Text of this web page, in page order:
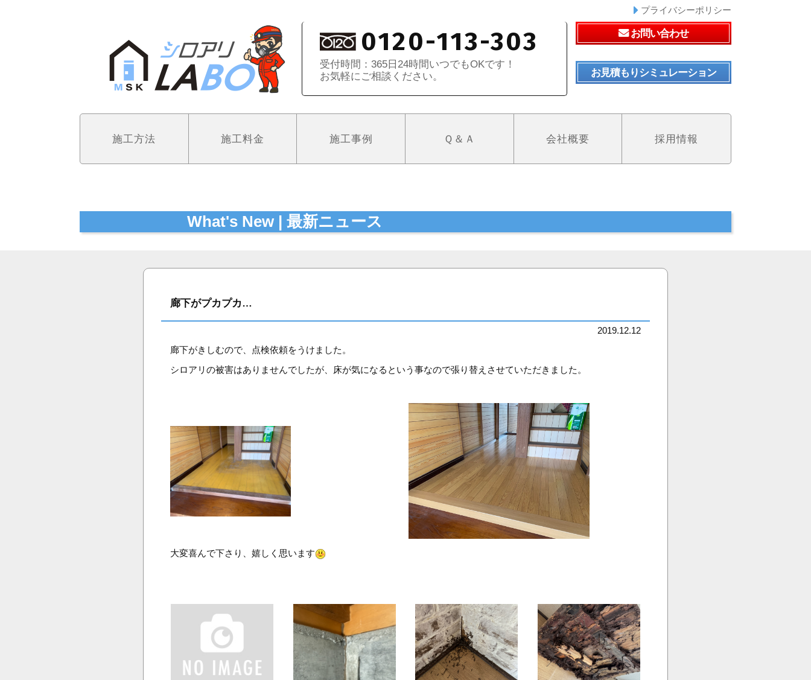
プライバシーポリシー
0120-113-303
受付時間：365日24時間いつでもOKです！
お気軽にご相談ください。
お問い合わせ
お見積もりシミュレーション
施工方法 施工料金 施工事例 Ｑ＆Ａ 会社概要 採用情報
What's New | 最新ニュース
廊下がプカプカ…
2019.12.12
廊下がきしむので、点検依頼をうけました。
シロアリの被害はありませんでしたが、床が気になるという事なので張り替えさせていただきました。
大変喜んで下さり、嬉しく思います